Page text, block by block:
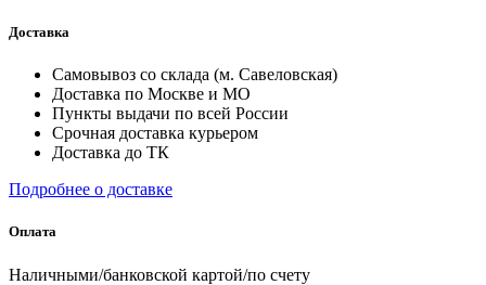
Доставка
Самовывоз со склада (м. Савеловская)
Доставка по Москве и МО
Пункты выдачи по всей России
Срочная доставка курьером
Доставка до ТК
Подробнее о доставке
Оплата
Наличными/банковской картой/по счету